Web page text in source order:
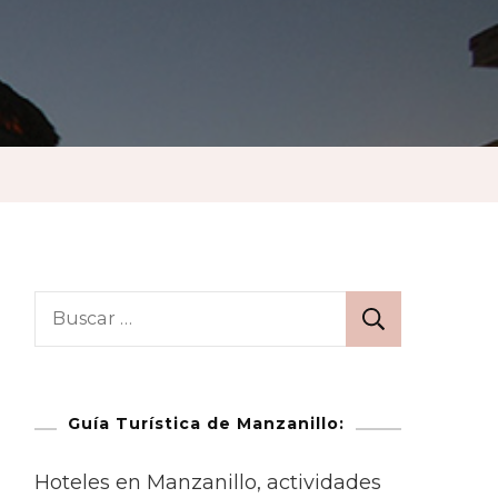
Guía Turística de Manzanillo:
Hoteles en Manzanillo, actividades